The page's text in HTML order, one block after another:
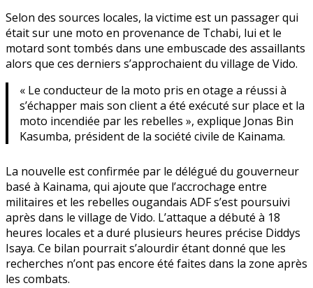
Selon des sources locales, la victime est un passager qui
était sur une moto en provenance de Tchabi, lui et le
motard sont tombés dans une embuscade des assaillants
alors que ces derniers s’approchaient du village de Vido.
« Le conducteur de la moto pris en otage a réussi à
s’échapper mais son client a été exécuté sur place et la
moto incendiée par les rebelles », explique Jonas Bin
Kasumba, président de la société civile de Kainama.
La nouvelle est confirmée par le délégué du gouverneur
basé à Kainama, qui ajoute que l’accrochage entre
militaires et les rebelles ougandais ADF s’est poursuivi
après dans le village de Vido. L’attaque a débuté à 18
heures locales et a duré plusieurs heures précise Diddys
Isaya. Ce bilan pourrait s’alourdir étant donné que les
recherches n’ont pas encore été faites dans la zone après
les combats.